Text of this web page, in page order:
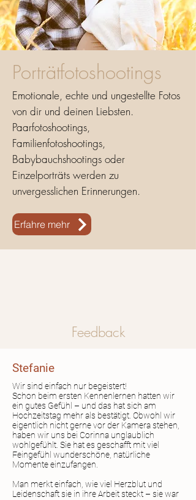
Porträtfotoshootings
Emotionale, echte und ungestellte Fotos
von dir und deinen Liebsten.
Paarfotoshootings,
Familienfotoshootings,
Babybauchshootings oder
Einzelporträts werden zu
unvergesslichen Erinnerungen.
Erfahre mehr
Feedback
Stefanie
Wir sind einfach nur begeistert!
Schon beim ersten Kennenlernen hatten wir
ein gutes Gefühl – und das hat sich am
Hochzeitstag mehr als bestätigt. Obwohl wir
eigentlich nicht gerne vor der Kamera stehen,
haben wir uns bei Corinna unglaublich
wohlgefühlt. Sie hat es geschafft mit viel
Feingefühl wunderschöne, natürliche
Momente einzufangen.
Man merkt einfach, wie viel Herzblut und
Leidenschaft sie in ihre Arbeit steckt – sie war